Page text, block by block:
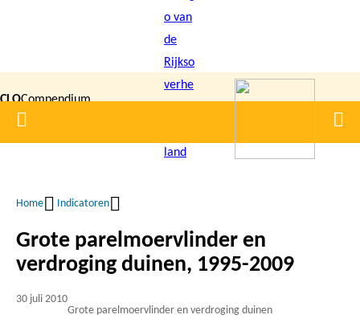
inhoud
gaan
CLOCompendium
voor de
Home
Kruimelpad
Home Indicatoren
Grote parelmoervlinder en
verdroging duinen, 1995-2009
30 juli 2010
Grote parelmoervlinder en verdroging duinen